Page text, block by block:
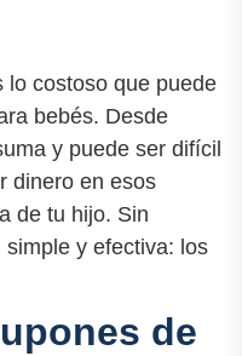
lo costoso que puede
bebés. Desde
y puede ser difícil
dinero en esos
de tu hijo. Sin
y efectiva: los
de